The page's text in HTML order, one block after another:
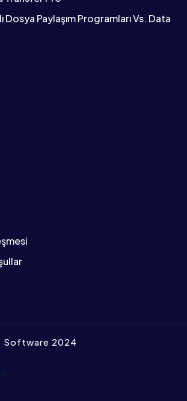
Dosya Paylaşım Programları Vs. Data
Software 2024